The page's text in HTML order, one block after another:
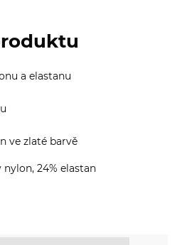
a elastanu
ve zlaté barvě
nylon, 24% elastan